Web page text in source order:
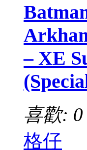
– XE
喜歡:
格仔